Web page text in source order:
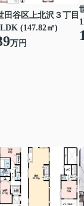
田谷区上北沢３丁目
(147.82㎡)
万円